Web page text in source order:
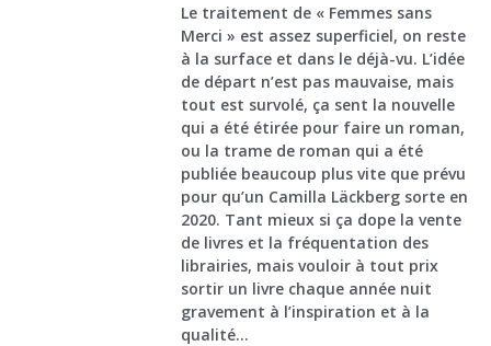
Le traitement de « Femmes sans
Merci » est assez superficiel, on reste
à la surface et dans le déjà-vu. L’idée
de départ n’est pas mauvaise, mais
tout est survolé, ça sent la nouvelle
qui a été étirée pour faire un roman,
ou la trame de roman qui a été
publiée beaucoup plus vite que prévu
pour qu’un Camilla Läckberg sorte en
2020. Tant mieux si ça dope la vente
de livres et la fréquentation des
librairies, mais vouloir à tout prix
sortir un livre chaque année nuit
gravement à l’inspiration et à la
qualité…